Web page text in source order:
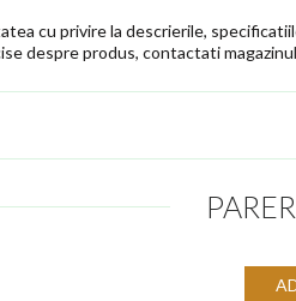
cu privire la descrierile,
despre produs, contactati